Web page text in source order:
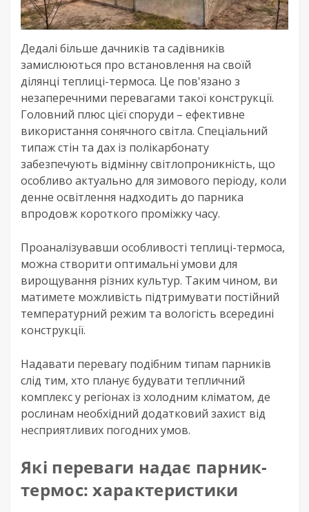
Дедалі більше дачників та садівників
замислюються про встановлення на своїй
ділянці теплиці-термоса. Це пов'язано з
незаперечними перевагами такої конструкції.
Головний плюс цієї споруди – ефективне
використання сонячного світла. Спеціальний
типаж стін та дах із полікарбонату
забезпечують відмінну світлопроникність, що
особливо актуально для зимового періоду, коли
денне освітлення надходить до парника
впродовж короткого проміжку часу.
Проаналізувавши особливості теплиці-термоса,
можна створити оптимальні умови для
вирощування різних культур. Таким чином, ви
матимете можливість підтримувати постійний
температурний режим та вологість всередині
конструкції.
Надавати перевагу подібним типам парників
слід тим, хто планує будувати тепличний
комплекс у регіонах із холодним кліматом, де
рослинам необхідний додатковий захист від
несприятливих погодних умов.
Які переваги надає парник-
термос: характеристики